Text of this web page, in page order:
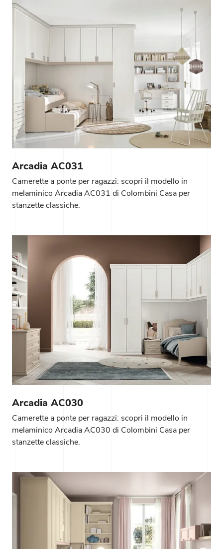
Arcadia AC031
Camerette a ponte per ragazzi: scopri il modello in
melaminico Arcadia AC031 di Colombini Casa per
stanzette classiche.
Arcadia AC030
Camerette a ponte per ragazzi: scopri il modello in
melaminico Arcadia AC030 di Colombini Casa per
stanzette classiche.